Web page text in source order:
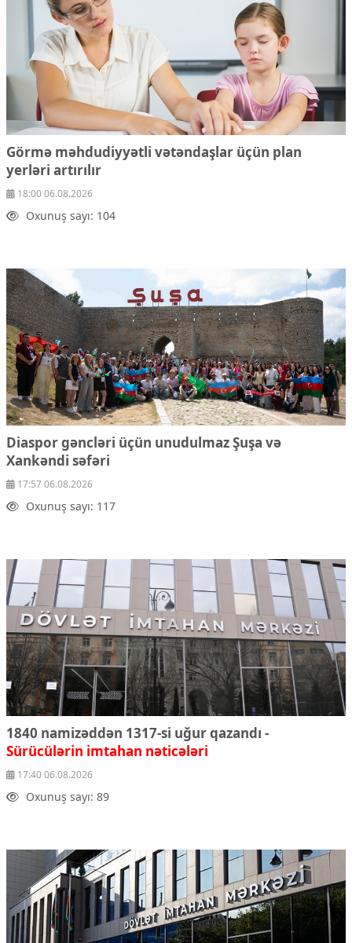
Görmə məhdudiyyətli vətəndaşlar üçün plan
yerləri artırılır
18:00 06.08.2026
Oxunuş sayı: 104
Diaspor gəncləri üçün unudulmaz Şuşa və
Xankəndi səfəri
17:57 06.08.2026
Oxunuş sayı: 117
1840 namizəddən 1317-si uğur qazandı -
Sürücülərin imtahan nəticələri
17:40 06.08.2026
Oxunuş sayı: 89